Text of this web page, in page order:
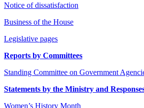
Notice of dissatisfaction
Business of the House
Legislative pages
Reports by Committees
Standing Committee on Government
Statements by the Ministry and
Women’s History Month